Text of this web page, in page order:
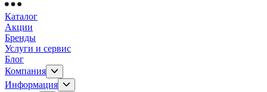
Каталог
Акции
Бренды
Услуги и сервис
Блог
Компания
Информация